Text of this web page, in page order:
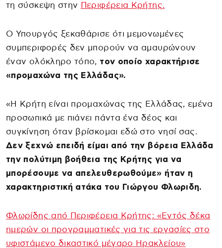
τη σύσκεψη στην Περιφέρεια Κρήτης.
Ο Υπουργός ξεκαθάρισε ότι μεμονωμένες
συμπεριφορές δεν μπορούν να αμαυρώνουν
έναν ολόκληρο τόπο, τον οποίο χαρακτήρισε
«προμαχώνα της Ελλάδας».
«Η Κρήτη είναι προμαχώνας της Ελλάδας, εμένα
προσωπικά με πιάνει πάντα ένα δέος και
συγκίνηση όταν βρίσκομαι εδώ στο νησί σας.
Δεν ξεχνώ επειδή είμαι από την βόρεια Ελλάδα
την πολύτιμη βοήθεια της Κρήτης για να
μπορέσουμε να απελευθερωθούμε» ήταν η
χαρακτηριστική ατάκα του Γιώργου Φλωριδη.
Φλωρίδης από Περιφέρεια Κρήτης: «Εντός δέκα
ημερών οι προγραμματικές για τις εργασίες στο
υφιστάμενο δικαστικό μέγαρο Ηρακλείου»